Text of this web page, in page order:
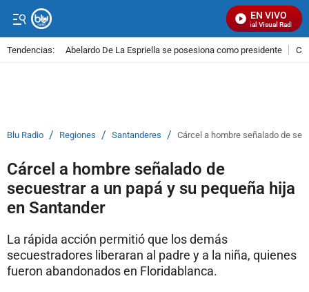
EN VIVO
Señal Visual Radio
Tendencias: Abelardo De La Espriella se posesiona como presidente
Blu Radio / Regiones / Santanderes / Cárcel a hombre señalado de
Cárcel a hombre señalado de
secuestrar a un papá y su pequeña hija
en Santander
La rápida acción permitió que los demás
secuestradores liberaran al padre y a la niña, quienes
fueron abandonados en Floridablanca.